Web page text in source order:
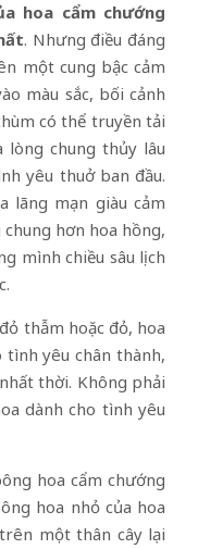
hoa cẩm chướng
. Nhưng điều đáng
một cung bậc cảm
màu sắc, bối cảnh
có thể truyền tải
lòng chung thủy lâu
yêu thuở ban đầu.
lãng mạn giàu cảm
hơn hoa hồng,
mình chiều sâu lịch
thẫm hoặc đỏ, hoa
yêu chân thành,
thời. Không phải
dành cho tình yêu
hoa cẩm chướng
hoa nhỏ của hoa
một thân cây lại